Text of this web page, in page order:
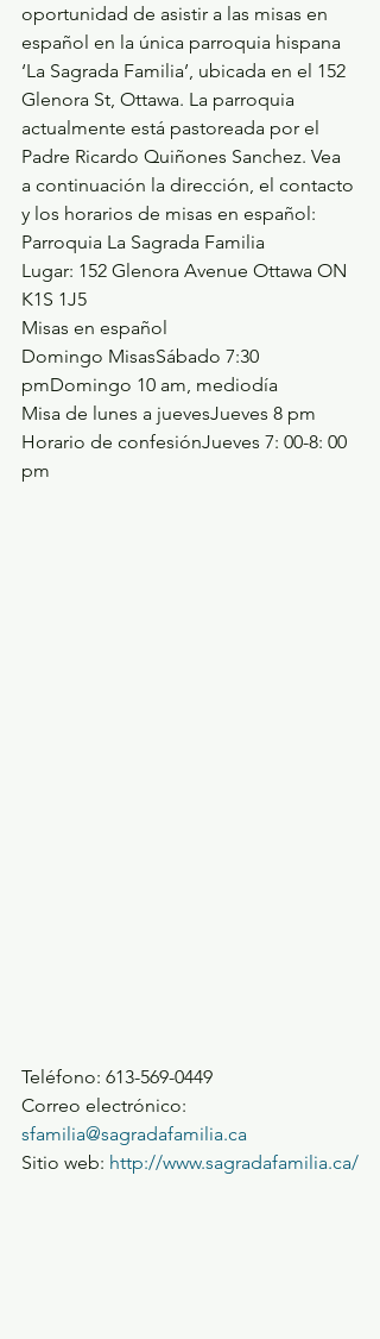
oportunidad de asistir a las misas en
español en la única parroquia hispana
‘La Sagrada Familia’, ubicada en el 152
Glenora St, Ottawa. La parroquia
actualmente está pastoreada por el
Padre Ricardo Quiñones Sanchez. Vea
a continuación la dirección, el contacto
y los horarios de misas en español:
Parroquia La Sagrada Familia
Lugar: 152 Glenora Avenue Ottawa ON
K1S 1J5
Misas en español
Domingo MisasSábado 7:30
pmDomingo 10 am, mediodía
Misa de lunes a juevesJueves 8 pm
Horario de confesiónJueves 7: 00-8: 00
pm
Teléfono: 613-569-0449
Correo electrónico:
sfamilia@sagradafamilia.ca
Sitio web: http://www.sagradafamilia.ca/